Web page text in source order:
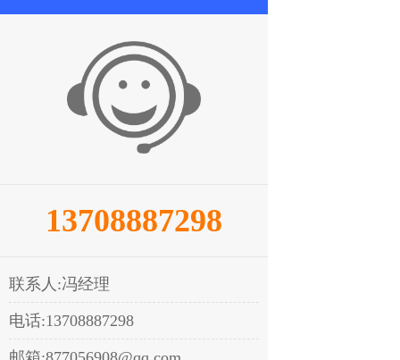
13708887298
联系人:冯经理
电话:13708887298